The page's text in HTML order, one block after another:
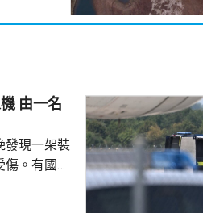
名
發現一架裝
。有國會